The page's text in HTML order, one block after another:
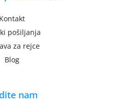
Kontakt
pošiljanja
za rejce
Blog
nam